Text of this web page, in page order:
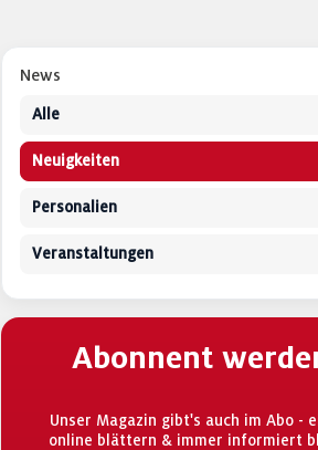
News
Alle
Neuigkeiten
Personalien
Veranstaltungen
Abonnent
Unser Magazin gibt's auch im Abo -
online blättern & immer informiert